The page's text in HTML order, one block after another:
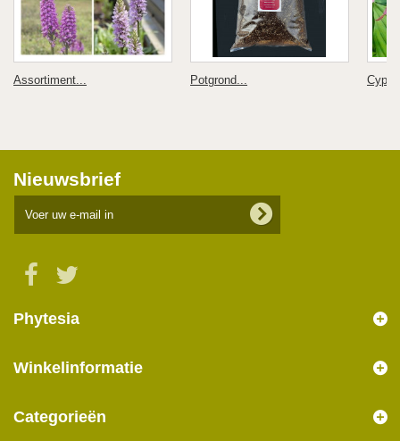
Assortiment... Potgrond...
Nieuwsbrief
Phytesia
Winkelinformatie
Categorieën